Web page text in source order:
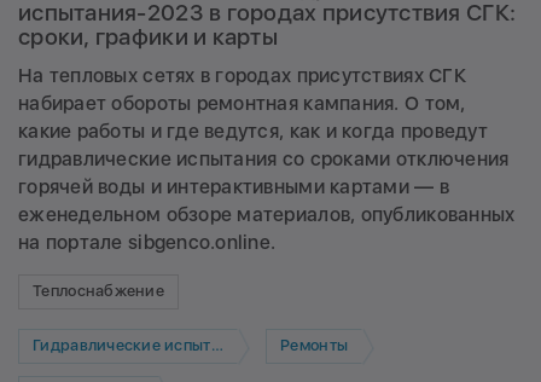
испытания-2023 в городах присутствия СГК:
сроки, графики и карты
На тепловых сетях в городах присутствиях СГК
набирает обороты ремонтная кампания. О том,
какие работы и где ведутся, как и когда проведут
гидравлические испытания со сроками отключения
горячей воды и интерактивными картами — в
еженедельном обзоре материалов, опубликованных
на портале sibgenco.online.
Теплоснабжение
Гидравлические испытания Ремонты